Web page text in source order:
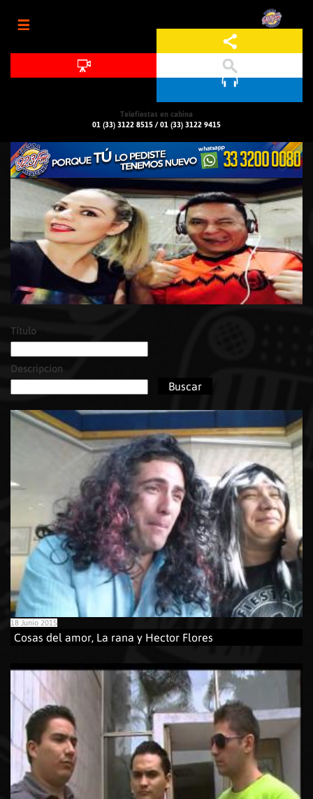
Telefiestas en cabina
01 (33) 3122 8515 /01 (33) 3122 9415
Título
Descripcion
18 Junio 2015
Cosas del amor, La rana y Hector Flores